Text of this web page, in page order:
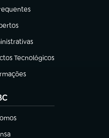
aba)
aba)
aba)
Tecnológicos
aba)
nova aba)